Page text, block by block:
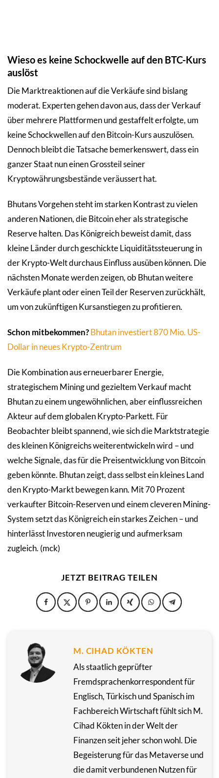
Wieso es keine Schockwelle auf den BTC-Kurs
auslöst
Die Marktreaktionen auf die Verkäufe sind bislang
moderat. Experten gehen davon aus, dass der Verkauf
über mehrere Plattformen und gestaffelt erfolgte, um
keine Schockwellen auf den Bitcoin-Kurs auszulösen.
Dennoch bleibt die Tatsache bemerkenswert, dass ein
ganzer Staat nun einen Grossteil seiner
Kryptowährungsbestände veräussert hat.
Bhutans Vorgehen steht im starken Kontrast zu vielen
anderen Nationen, die Bitcoin eher als strategische
Reserve halten. Das Königreich beweist damit, dass
kleine Länder durch geschickte Liquiditätssteuerung in
der Krypto-Welt durchaus Einfluss ausüben können. Die
nächsten Monate werden zeigen, ob Bhutan weitere
Verkäufe plant oder einen Teil der Reserven zurückhält,
um von zukünftigen Kursanstiegen zu profitieren.
Schon mitbekommen?Bhutan investiert 870 Mio. US-
Dollar in neues Krypto-Zentrum
Die Kombination aus erneuerbarer Energie,
strategischem Mining und gezieltem Verkauf macht
Bhutan zu einem ungewöhnlichen, aber einflussreichen
Akteur auf dem globalen Krypto-Parkett. Für
Beobachter bleibt spannend, wie sich die Marktstrategie
des kleinen Königreichs weiterentwickeln wird – und
welche Signale, das für die Preisentwicklung von Bitcoin
geben könnte. Bhutan zeigt, dass selbst ein kleines Land
den Krypto-Markt bewegen kann. Mit 70 Prozent
verkaufter Bitcoin-Reserven und einem cleveren Mining-
System setzt das Königreich ein starkes Zeichen – und
hinterlässt Investoren neugierig und aufmerksam
zugleich. (mck)
JETZT BEITRAG TEILEN
M. CIHAD KÖKTEN
Als staatlich geprüfter
Fremdsprachenkorrespondent für
Englisch, Türkisch und Spanisch im
Fachbereich Wirtschaft fühlt sich M.
Cihad Kökten in der Welt der
Finanzen seit jeher schon wohl. Die
Begeisterung für das Metaverse und
die damit verbundenen Nutzen für